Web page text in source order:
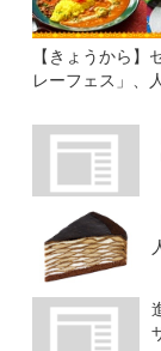
【きょうから】
レーフェス」、
ニューなど全
引キャンペーン